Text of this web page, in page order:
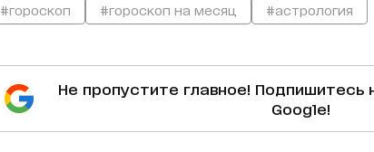
#гороскоп #гороскоп на месяц #астрология
Не пропустите главное! Подпишитесь
Google!